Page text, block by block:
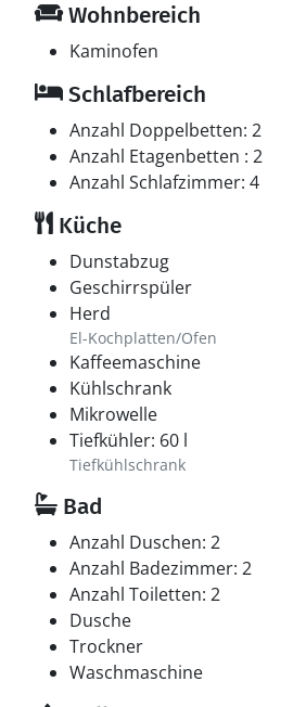
Wohnbereich
Kaminofen
Schlafbereich
Anzahl Doppelbetten: 2
Anzahl Etagenbetten : 2
Anzahl Schlafzimmer: 4
Küche
Dunstabzug
Geschirrspüler
Herd
El-Kochplatten/Ofen
Kaffeemaschine
Kühlschrank
Mikrowelle
Tiefkühler: 60 l
Tiefkühlschrank
Bad
Anzahl Duschen: 2
Anzahl Badezimmer: 2
Anzahl Toiletten: 2
Dusche
Trockner
Waschmaschine